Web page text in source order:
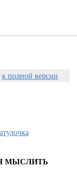
к полной версии
МЫСЛИТЬ